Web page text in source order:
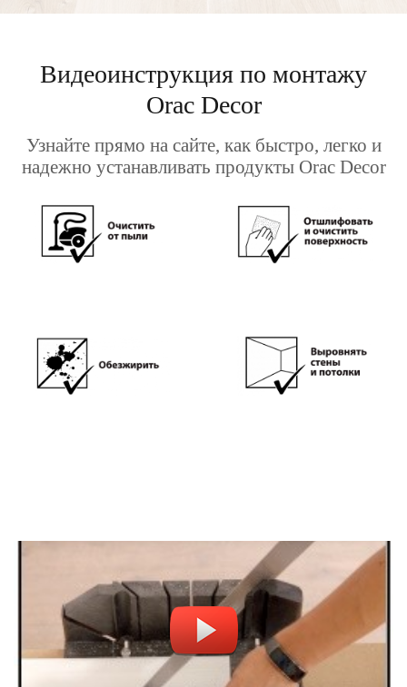
Видеоинструкция по монтажу
Orac Decor
Узнайте прямо на сайте, как быстро, легко и
надежно устанавливать продукты Orac Decor